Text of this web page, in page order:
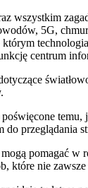
wszystkim
5G,
centrum
przeglądania
pomagać
które nie